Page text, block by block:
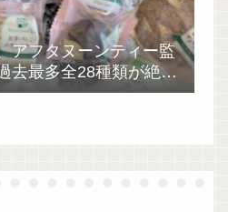
アフタヌーンティー監
去最多全28種類が絶品